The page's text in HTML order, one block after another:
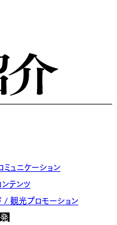
ュニケーション
テンツ
/ 観光プロモーション